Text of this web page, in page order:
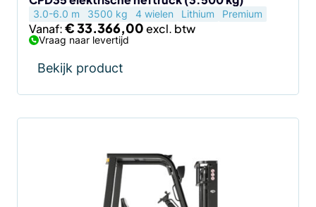
3.0-6.0 m 3500 kg 4 wielen Lithium Premium
Vanaf:€33.366,00
Vraag naar levertijd
Bekijk product
productpagina